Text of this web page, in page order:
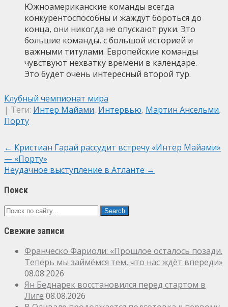
Южноамериканские команды всегда
конкурентоспособны и жаждут бороться до
конца, они никогда не опускают руки. Это
большие команды, с большой историей и
важными титулами. Европейские команды
чувствуют нехватку времени в календаре.
Это будет очень интересный второй тур.
Клубный чемпионат мира
| Теги: Интер Майами, Интервью, Мартин Ансельми,
Порту
Post
navigation
← Кристиан Гарай рассудит встречу «Интер Майами»
— «Порту»
Неудачное выступление в Атланте →
Поиск
Свежие записи
Франческо Фариоли: «Прошлое осталось позади.
Теперь мы займёмся тем, что нас ждёт впереди»
08.08.2026
Ян Беднарек восстановился перед стартом в
Лиге 08.08.2026